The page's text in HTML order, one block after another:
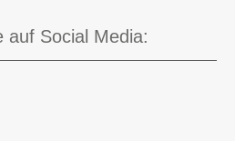
auf Social Media: